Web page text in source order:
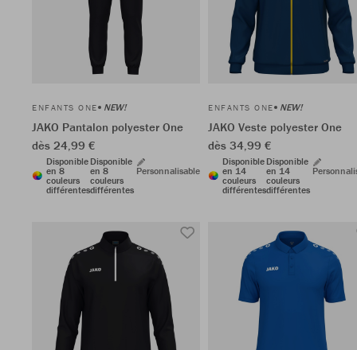
ENFANTS ONE NEW!
JAKO Pantalon polyester One
dès 24,99 €
Disponible
en 8
couleurs
différentes
Disponible
en 8
couleurs
différentes
Personnalisable
ENFANTS ONE NEW!
JAKO Veste polyester One
dès 34,99 €
Disponible
en 14
couleurs
différentes
Disponible
en 14
couleurs
différentes